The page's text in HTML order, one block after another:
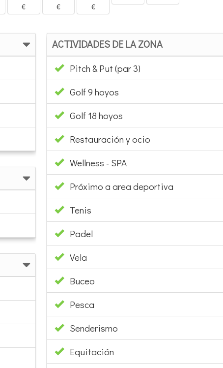
€
€
€
ACTIVIDADES DE LA ZONA
Pitch & Put (par 3)
Golf 9 hoyos
Golf 18 hoyos
Restauración y ocio
Wellness - SPA
Próximo a area deportiva
Tenis
Padel
Vela
Buceo
Pesca
Senderismo
Equitación